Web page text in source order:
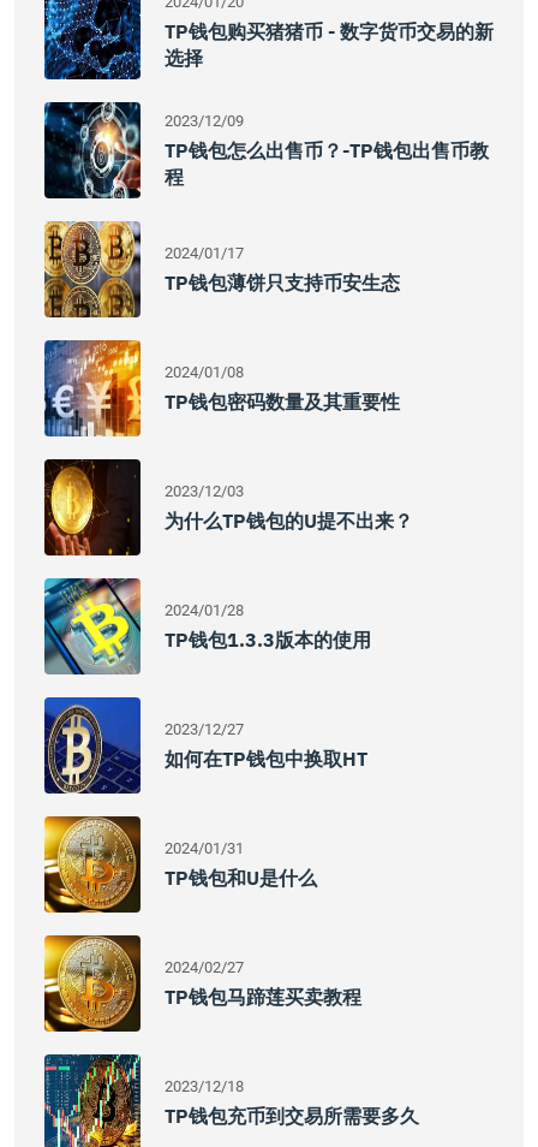
TP钱包购买猪猪币 - 数字货币交易的新
选择
2023/12/09
TP钱包怎么出售币？-TP钱包出售币教
程
2024/01/17
TP钱包薄饼只支持币安生态
2024/01/08
TP钱包密码数量及其重要性
2023/12/03
为什么TP钱包的U提不出来？
2024/01/28
TP钱包1.3.3版本的使用
2023/12/27
如何在TP钱包中换取HT
2024/01/31
TP钱包和U是什么
2024/02/27
TP钱包马蹄莲买卖教程
2023/12/18
TP钱包充币到交易所需要多久